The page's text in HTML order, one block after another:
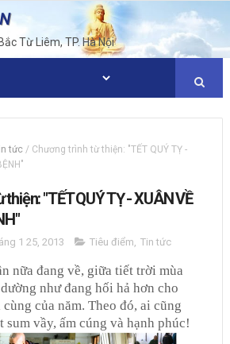
Từ Liêm, TP. Hà Nội
tức / Chương trình từ thiện: "TẾT QUÝ TỴ -
"TẾT QUÝ TỴ - XUÂN VỀ
1 25, 2013 Tiêu điểm, Tin tức
nữa đang về, giữa tiết trời mùa
như đang hối hả hơn cho
của năm. Theo đó, ai cũng
sum vầy, ấm cúng và hạnh phúc!